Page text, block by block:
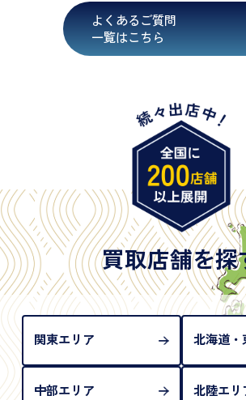
・健康保険証確認書
・マイナンバーカード
・在留カード
・旧パスポート
※原則として「公的機関が発行し
年月日が記載されているもの
※日本国政府発行のもの
※2020年2月4日以降に申請された
は「所持人記入欄（住所記載欄）
め、単体では古物営業法上の本人
められない（住所確認ができない
が必要となります
よくあるご質問
一覧はこちら
買取店舗を探
関東エリア 北海道・
中部エリア 北陸エリ